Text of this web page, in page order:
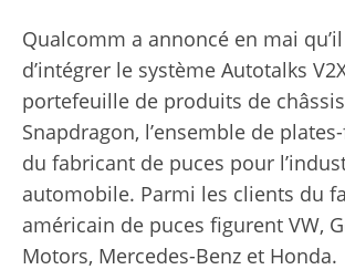
Qualcomm a annoncé en mai
d’intégrer le système Autotalks
portefeuille de produits de
Snapdragon, l’ensemble de
du fabricant de puces pour
automobile. Parmi les clients du
américain de puces figurent VW,
Motors, Mercedes-Benz et Honda.